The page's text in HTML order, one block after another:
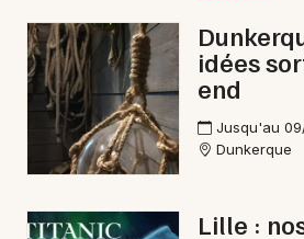
Artistes en tournée
Actus à Valenciennes
Magazine à Valenciennes
idées
end
Jusqu'au
Dunkerque
Lille :